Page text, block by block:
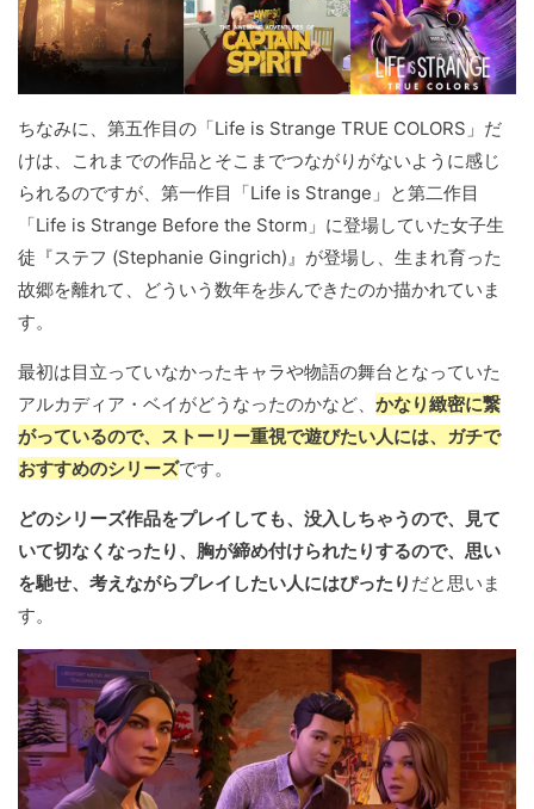
ちなみに、第五作目の「Life is Strange TRUE COLORS」だ
けは、これまでの作品とそこまでつながりがないように感じ
られるのですが、第一作目「Life is Strange」と第二作目
「Life is Strange Before the Storm」に登場していた女子生
徒『ステフ (Stephanie Gingrich)』が登場し、生まれ育った
故郷を離れて、どういう数年を歩んできたのか描かれていま
す。
最初は目立っていなかったキャラや物語の舞台となっていた
アルカディア・ベイがどうなったのかなど、 かなり緻密に繋
がっているので、ストーリー重視で遊びたい人には、ガチで
おすすめのシリーズです。
どのシリーズ作品をプレイしても、没入しちゃうので、見て
いて切なくなったり、胸が締め付けられたりするので、思い
を馳せ、考えながらプレイしたい人にはぴったり だと思いま
す。